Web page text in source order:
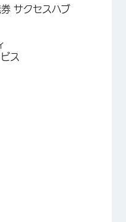
サクセスハブ
ス